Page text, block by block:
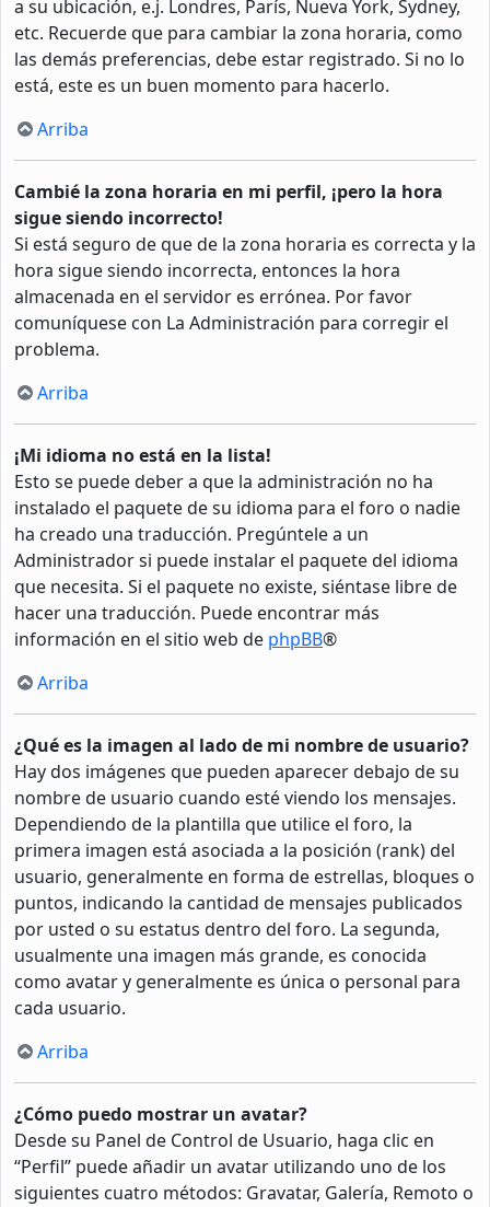
a su ubicación, e.j. Londres, París, Nueva York, Sydney,
etc. Recuerde que para cambiar la zona horaria, como
las demás preferencias, debe estar registrado. Si no lo
está, este es un buen momento para hacerlo.
Arriba
Cambié la zona horaria en mi perfil, ¡pero la hora
sigue siendo incorrecto!
Si está seguro de que de la zona horaria es correcta y la
hora sigue siendo incorrecta, entonces la hora
almacenada en el servidor es errónea. Por favor
comuníquese con La Administración para corregir el
problema.
Arriba
¡Mi idioma no está en la lista!
Esto se puede deber a que la administración no ha
instalado el paquete de su idioma para el foro o nadie
ha creado una traducción. Pregúntele a un
Administrador si puede instalar el paquete del idioma
que necesita. Si el paquete no existe, siéntase libre de
hacer una traducción. Puede encontrar más
información en el sitio web de phpBB®
Arriba
¿Qué es la imagen al lado de mi nombre de usuario?
Hay dos imágenes que pueden aparecer debajo de su
nombre de usuario cuando esté viendo los mensajes.
Dependiendo de la plantilla que utilice el foro, la
primera imagen está asociada a la posición (rank) del
usuario, generalmente en forma de estrellas, bloques o
puntos, indicando la cantidad de mensajes publicados
por usted o su estatus dentro del foro. La segunda,
usualmente una imagen más grande, es conocida
como avatar y generalmente es única o personal para
cada usuario.
Arriba
¿Cómo puedo mostrar un avatar?
Desde su Panel de Control de Usuario, haga clic en
“Perfil” puede añadir un avatar utilizando uno de los
siguientes cuatro métodos: Gravatar, Galería, Remoto o